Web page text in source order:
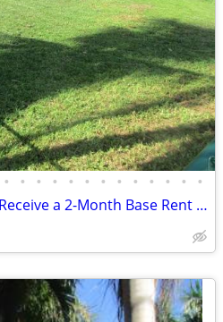
• • • • • • • • • • • • •
☀️ July Move-In Special – Receive a 2-Month Base Rent Credit!